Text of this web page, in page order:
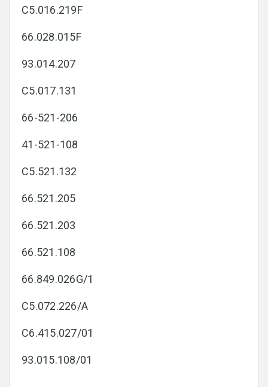
C5.016.219F
66.028.015F
93.014.207
C5.017.131
66-521-206
41-521-108
C5.521.132
66.521.205
66.521.203
66.521.108
66.849.026G/1
C5.072.226/A
C6.415.027/01
93.015.108/01